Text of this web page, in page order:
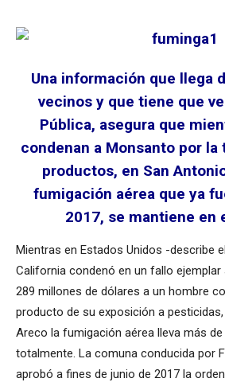
Una información que llega
vecinos y que tiene que
Pública, asegura que
condenan a Monsanto por
productos, en San
fumigación aérea que ya
2017, se mantiene en
Mientras en Estados Unidos -describe
California condenó en un fallo
289 millones de dólares a un hombre
producto de su exposición a
Areco la fumigación aérea lleva más
totalmente. La comuna conducida por
aprobó a fines de junio de 2017 la